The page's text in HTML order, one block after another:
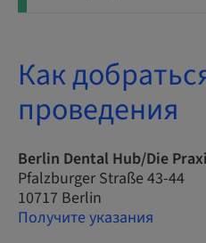
Как
проведения
Berlin Dental Hub/Die
Pfalzburger Straße 43-44
10717 Berlin
Получите указания